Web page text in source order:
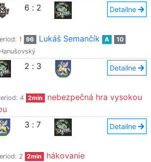
6 : 2 Detailne
1 96 Lukáš Semančík A
10
2 : 3 Detailne
4 2min
nebezpečná hra vysokou
3 : 7 Detailne
2 2min hákovanie